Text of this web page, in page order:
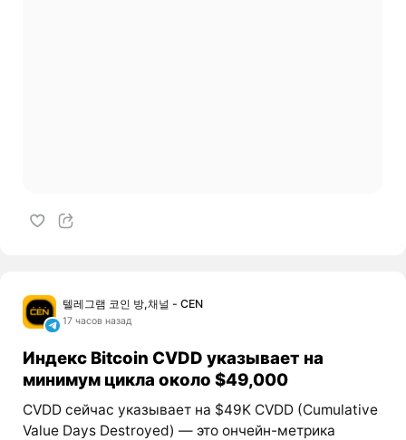
텔레그램 코인 방,채널 - CEN
17 часов назад
Индекс Bitcoin CVDD указывает на
минимум цикла около $49,000
CVDD сейчас указывает на $49K CVDD (Cumulative
Value Days Destroyed) — это ончейн-метрика